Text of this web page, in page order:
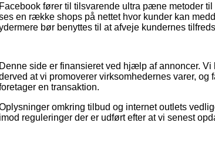
Facebook fører til tilsvarende ultra pæne metoder
en række shops på nettet hvor kunder kan
bør benyttes til at afveje kundernes
Denne side er finansieret ved hjælp af annoncer.
at vi promoverer virksomhedernes varer,
en transaktion.
omkring tilbud og internet outlets
imod reguleringer der er udført efter at vi senest